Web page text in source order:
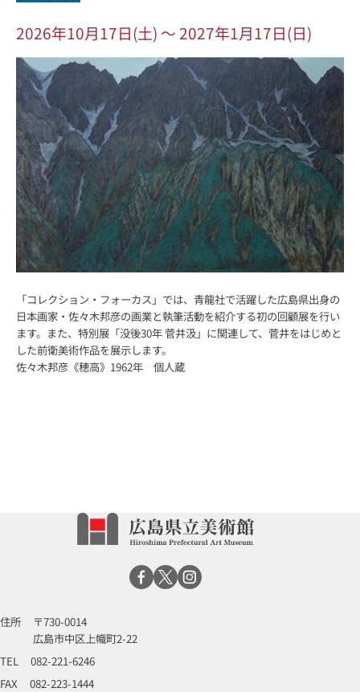
2026年10月17日(土) ～ 2027年1月17日(日)
「コレクション・フォーカス」では、青龍社で活躍した広島県出身の
日本画家・佐々木邦彦の画業と執筆活動を紹介する初の回顧展を行い
ます。また、特別展「没後30年 菅井汲」に関連して、菅井をはじめと
した前衛美術作品を展示します。
佐々木邦彦《穂高》1962年 個人蔵
住所
〒730-0014
広島市中区上幟町2-22
TEL
082-221-6246
FAX
082-223-1444